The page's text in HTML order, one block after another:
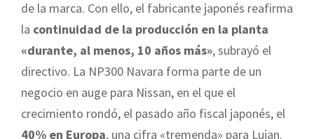
de la marca. Con ello, el fabricante japonés reafirma
la continuidad de la producción en la planta
«durante, al menos, 10 años más», subrayó el
directivo. La NP300 Navara forma parte de un
negocio en auge para Nissan, en el que el
crecimiento rondó, el pasado año fiscal japonés, el
40% en Europa, una cifra «tremenda» para Lujan.